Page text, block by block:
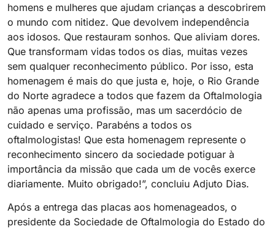
homens e mulheres que ajudam crianças a descobrirem
o mundo com nitidez. Que devolvem independência
aos idosos. Que restauram sonhos. Que aliviam dores.
Que transformam vidas todos os dias, muitas vezes
sem qualquer reconhecimento público. Por isso, esta
homenagem é mais do que justa e, hoje, o Rio Grande
do Norte agradece a todos que fazem da Oftalmologia
não apenas uma profissão, mas um sacerdócio de
cuidado e serviço. Parabéns a todos os
oftalmologistas! Que esta homenagem represente o
reconhecimento sincero da sociedade potiguar à
importância da missão que cada um de vocês exerce
diariamente. Muito obrigado!”, concluiu Adjuto Dias.
Após a entrega das placas aos homenageados, o
presidente da Sociedade de Oftalmologia do Estado do